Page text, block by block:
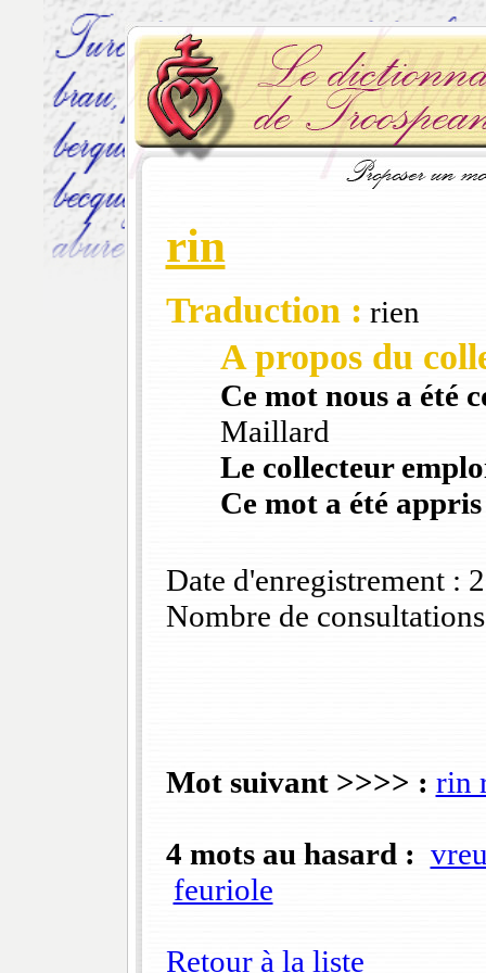
rin
Traduction : rien
A propos du
Ce mot nous a été
Maillard
Le collecteur
Ce mot a été
Date d'enregistrement :
Nombre de
Mot suivant >>>> : rin
4 mots au hasard :
feuriole
Retour à la liste